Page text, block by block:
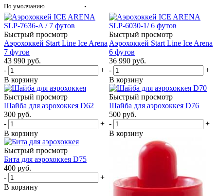
По умолчанию
Быстрый просмотр
Аэрохоккей Start Line Ice Arena
7 футов
43 990 руб.
-
+
В корзину
Быстрый просмотр
Аэрохоккей Start Line Ice Arena
6 футов
36 990 руб.
-
+
В корзину
Быстрый просмотр
Шайба для аэрохоккея D62
300 руб.
-
+
В корзину
Быстрый просмотр
Шайба для аэрохоккея D76
500 руб.
-
+
В корзину
Быстрый просмотр
Бита для аэрохоккея D75
400 руб.
-
+
В корзину